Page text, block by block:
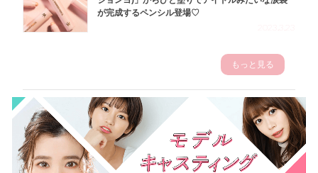
が完成するペンシル登場♡
もっと見る